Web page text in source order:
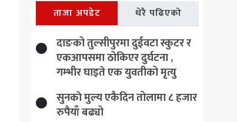
ताजा अपडेट धेरै पढिएको
दाङको तुल्सीपुरमा दुईवटा स्कुटर र
एकआपसमा ठोकिएर दुर्घटना ,
गम्भीर घाइते एक युवतीको मृत्यु
सुनकाे मुल्य एकैदिन तोलामा ८ हजार
रुपैयाँ बढ्यो